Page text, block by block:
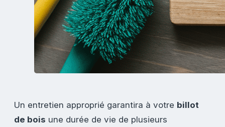
Un entretien approprié garantira à votre billot
de bois une durée de vie de plusieurs